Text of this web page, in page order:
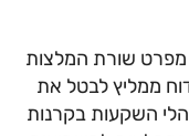
שורת המלצות
לבטל את
בקרנות